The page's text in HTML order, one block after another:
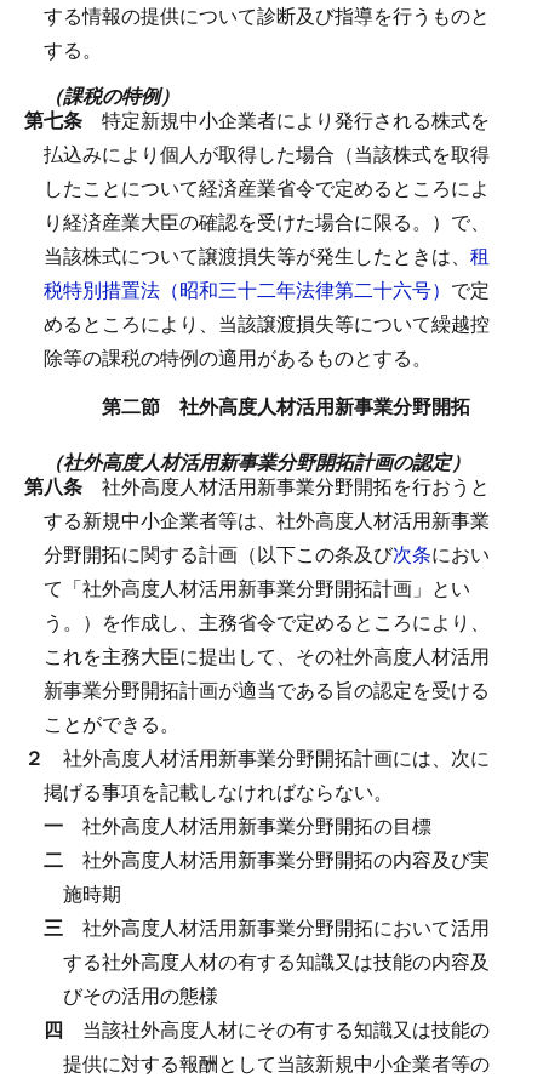
する情報の提供について診断及び指導を行うものと
する。
（課税の特例）
第七条 特定新規中小企業者により発行される株式を
払込みにより個人が取得した場合（当該株式を取得
したことについて経済産業省令で定めるところによ
り経済産業大臣の確認を受けた場合に限る。）で、
当該株式について譲渡損失等が発生したときは、 租
税特別措置法（昭和三十二年法律第二十六号） で定
めるところにより、当該譲渡損失等について繰越控
除等の課税の特例の適用があるものとする。
第二節 社外高度人材活用新事業分野開拓
（社外高度人材活用新事業分野開拓計画の認定）
第八条 社外高度人材活用新事業分野開拓を行おうと
する新規中小企業者等は、社外高度人材活用新事業
分野開拓に関する計画（以下この条及び次条におい
て「社外高度人材活用新事業分野開拓計画」とい
う。）を作成し、主務省令で定めるところにより、
これを主務大臣に提出して、その社外高度人材活用
新事業分野開拓計画が適当である旨の認定を受ける
ことができる。
２ 社外高度人材活用新事業分野開拓計画には、次に
掲げる事項を記載しなければならない。
一 社外高度人材活用新事業分野開拓の目標
二 社外高度人材活用新事業分野開拓の内容及び実
施時期
三 社外高度人材活用新事業分野開拓において活用
する社外高度人材の有する知識又は技能の内容及
びその活用の態様
四 当該社外高度人材にその有する知識又は技能の
提供に対する報酬として当該新規中小企業者等の